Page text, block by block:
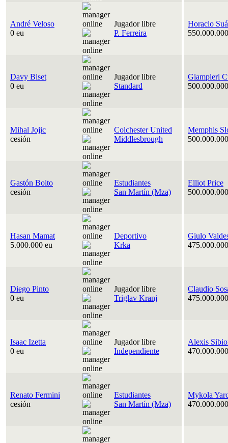
André Veloso
0 eu
Jugador libre
P. Ferreira
Horacio
Davy Biset
0 eu
Jugador libre
Standard
Giampieri
Mihal Jojic
cesión
Colchester United
Middlesbrough
Memphis
Gastón Boito
cesión
Estudiantes
San Martín (Mza)
Elliot Price
Hasan Mamat
5.000.000 eu
Deportivo
Krka
Giulo
Diego Pinto
0 eu
Jugador libre
Triglav Kranj
Claudio
Isaac Izetta
0 eu
Jugador libre
Independiente
Alexis
Renato Fermini
cesión
Estudiantes
San Martín (Mza)
Mykola